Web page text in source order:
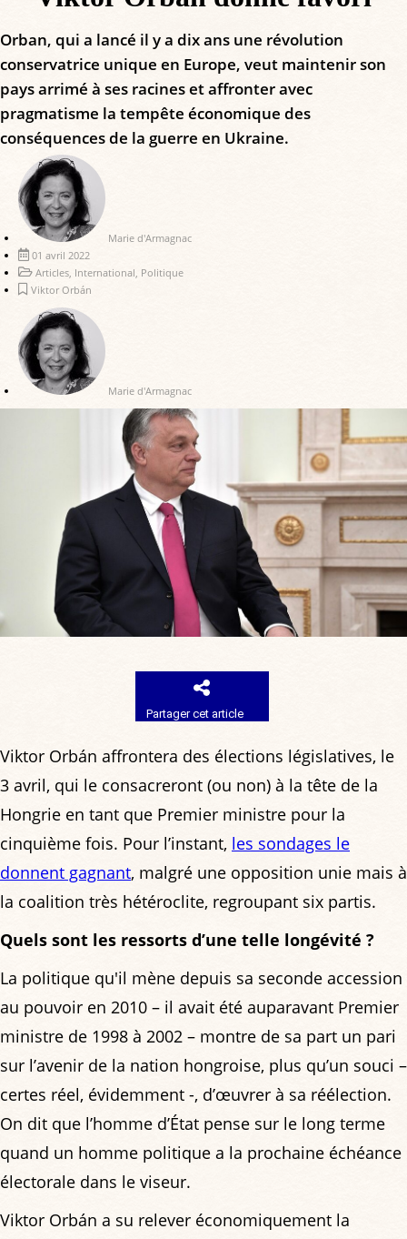
Orban, qui a lancé il y a dix ans une révolution
conservatrice unique en Europe, veut maintenir son
pays arrimé à ses racines et affronter avec
pragmatisme la tempête économique des
conséquences de la guerre en Ukraine.
Marie d'Armagnac
01 avril 2022
Articles International Politique
Viktor Orbán
Marie d'Armagnac
Partager cet article
Viktor Orbán affrontera des élections législatives, le
3 avril, qui le consacreront (ou non) à la tête de la
Hongrie en tant que Premier ministre pour la
cinquième fois. Pour l’instant, les sondages le
donnent gagnant, malgré une opposition unie mais à
la coalition très hétéroclite, regroupant six partis.
Quels sont les ressorts d’une telle longévité ?
La politique qu'il mène depuis sa seconde accession
au pouvoir en 2010 – il avait été auparavant Premier
ministre de 1998 à 2002 – montre de sa part un pari
sur l’avenir de la nation hongroise, plus qu’un souci –
certes réel, évidemment -, d’œuvrer à sa réélection.
On dit que l’homme d’État pense sur le long terme
quand un homme politique a la prochaine échéance
électorale dans le viseur.
Viktor Orbán a su relever économiquement la